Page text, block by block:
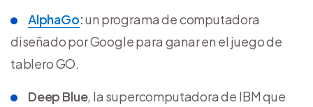
AlphaGo:un programa de computadora
diseñado por Google para ganar en el juego de
tablero GO.
Deep Blue, la supercomputadora de IBM que